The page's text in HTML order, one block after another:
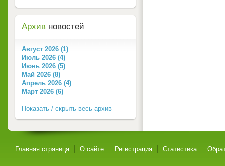
Архив новостей
Август 2026 (1)
Июль 2026 (4)
Июнь 2026 (5)
Май 2026 (8)
Апрель 2026 (4)
Март 2026 (6)
Показать / скрыть весь архив
Главная страница О сайте Регистрация Статистика